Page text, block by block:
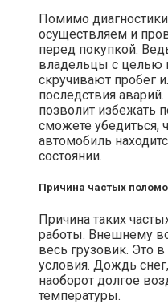
Помимо
осуществляем и
перед покупкой.
владельцы с целью
скручивают пробег
последствия
позволит избежать
сможете убедиться,
автомобиль
состоянии.
Причина частых
Причина таких
работы. Внешнему
весь грузовик. Это
условия. Дождь
наоборот долгое
температуры.